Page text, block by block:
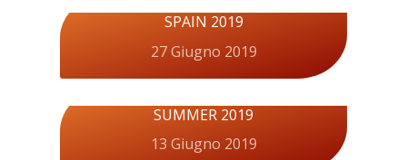
SPAIN 2019
27 Giugno 2019
SUMMER 2019
13 Giugno 2019